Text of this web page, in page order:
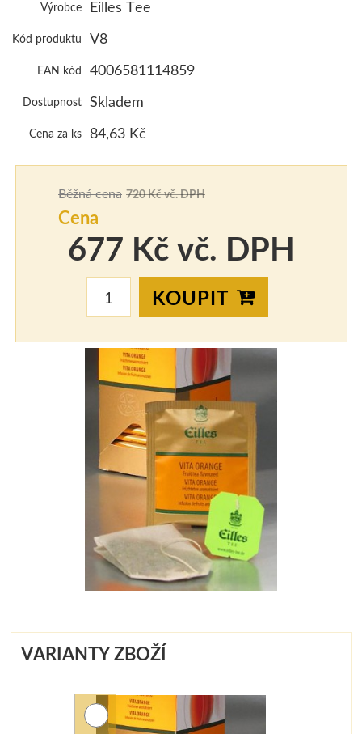
Výrobce Eilles Tee
Kód produktu V8
EAN kód 4006581114859
Dostupnost Skladem
Cena za ks 84,63 Kč
Běžná cena 720 Kč vč. DPH
Cena
677 Kč vč. DPH
KOUPIT
VARIANTY ZBOŽÍ